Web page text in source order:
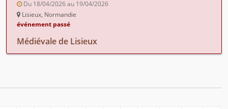
Du 18/04/2026 au 19/04/2026
Lisieux, Normandie
événement passé
Médiévale de Lisieux